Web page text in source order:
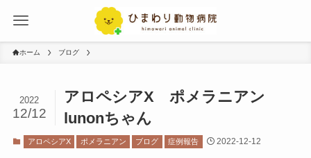
ホーム ブログ
アロペシアX ポメラニアン
lunonちゃん
2022
12/12
アロペシアX ポメラニアン ブログ 症例報告 2022-12-12